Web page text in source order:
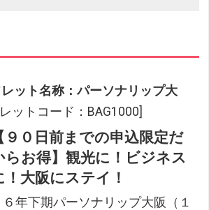
ット名称：パーソナリップ大
ットコード：BAG1000]
９０日前までの申込限定だ
らお得】観光に！ビジネス
！大阪にステイ！
６年下期パーソナリップ大阪（１